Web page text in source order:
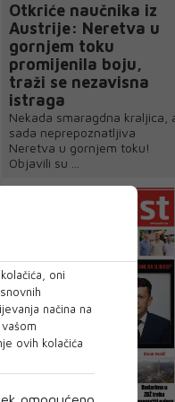
Otkriće naučnika iz
Austrije: Neretva u
gornjem toku
promijenila boju,
traži se nezavisna
istraga
Nekada smaragdna kraljica,
sada neprepoznatljiva
Neretva u gornjem toku!
Objavili su ...
oni
načina na
ovih kolačića